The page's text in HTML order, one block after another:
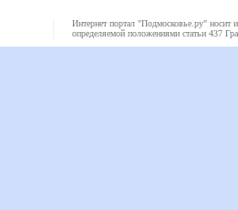
Интернет портал "Подмосковье.ру" носит
определяемой положениями статьи 437